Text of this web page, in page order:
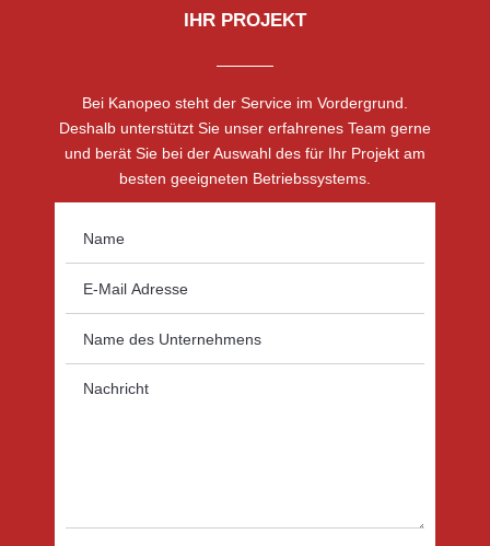
IHR PROJEKT
Bei Kanopeo steht der Service im Vordergrund.
Deshalb unterstützt Sie unser erfahrenes Team gerne
und berät Sie bei der Auswahl des für Ihr Projekt am
besten geeigneten Betriebssystems.